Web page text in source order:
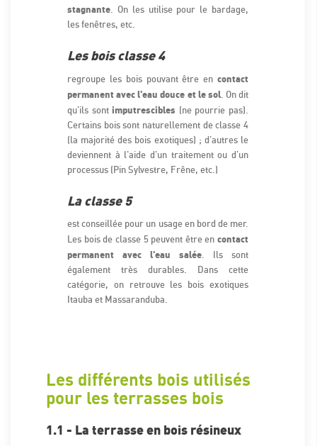
stagnante . On les utilise pour le bardage,
les fenêtres, etc.
Les bois classe 4
regroupe les bois pouvant être en contact
permanent avec l'eau douce et le sol. On dit
qu'ils sontimputrescibles (ne pourrie pas).
Certains bois sont naturellement de classe 4
(la majorité des bois exotiques) ; d'autres le
deviennent à l'aide d'un traitement ou d'un
processus (Pin Sylvestre, Frêne, etc.)
La classe 5
est conseillée pour un usage en bord de mer.
Les bois de classe 5 peuvent être en contact
permanent avec l'eau salée . Ils sont
également très durables. Dans cette
catégorie, on retrouve les bois exotiques
Itauba et Massaranduba.
Les différents bois utilisés
pour les terrasses bois
1.1 - La terrasse en bois résineux